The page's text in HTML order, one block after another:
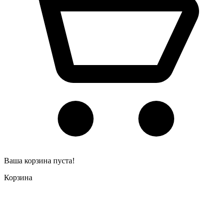
Ваша корзина пуста!
Корзина